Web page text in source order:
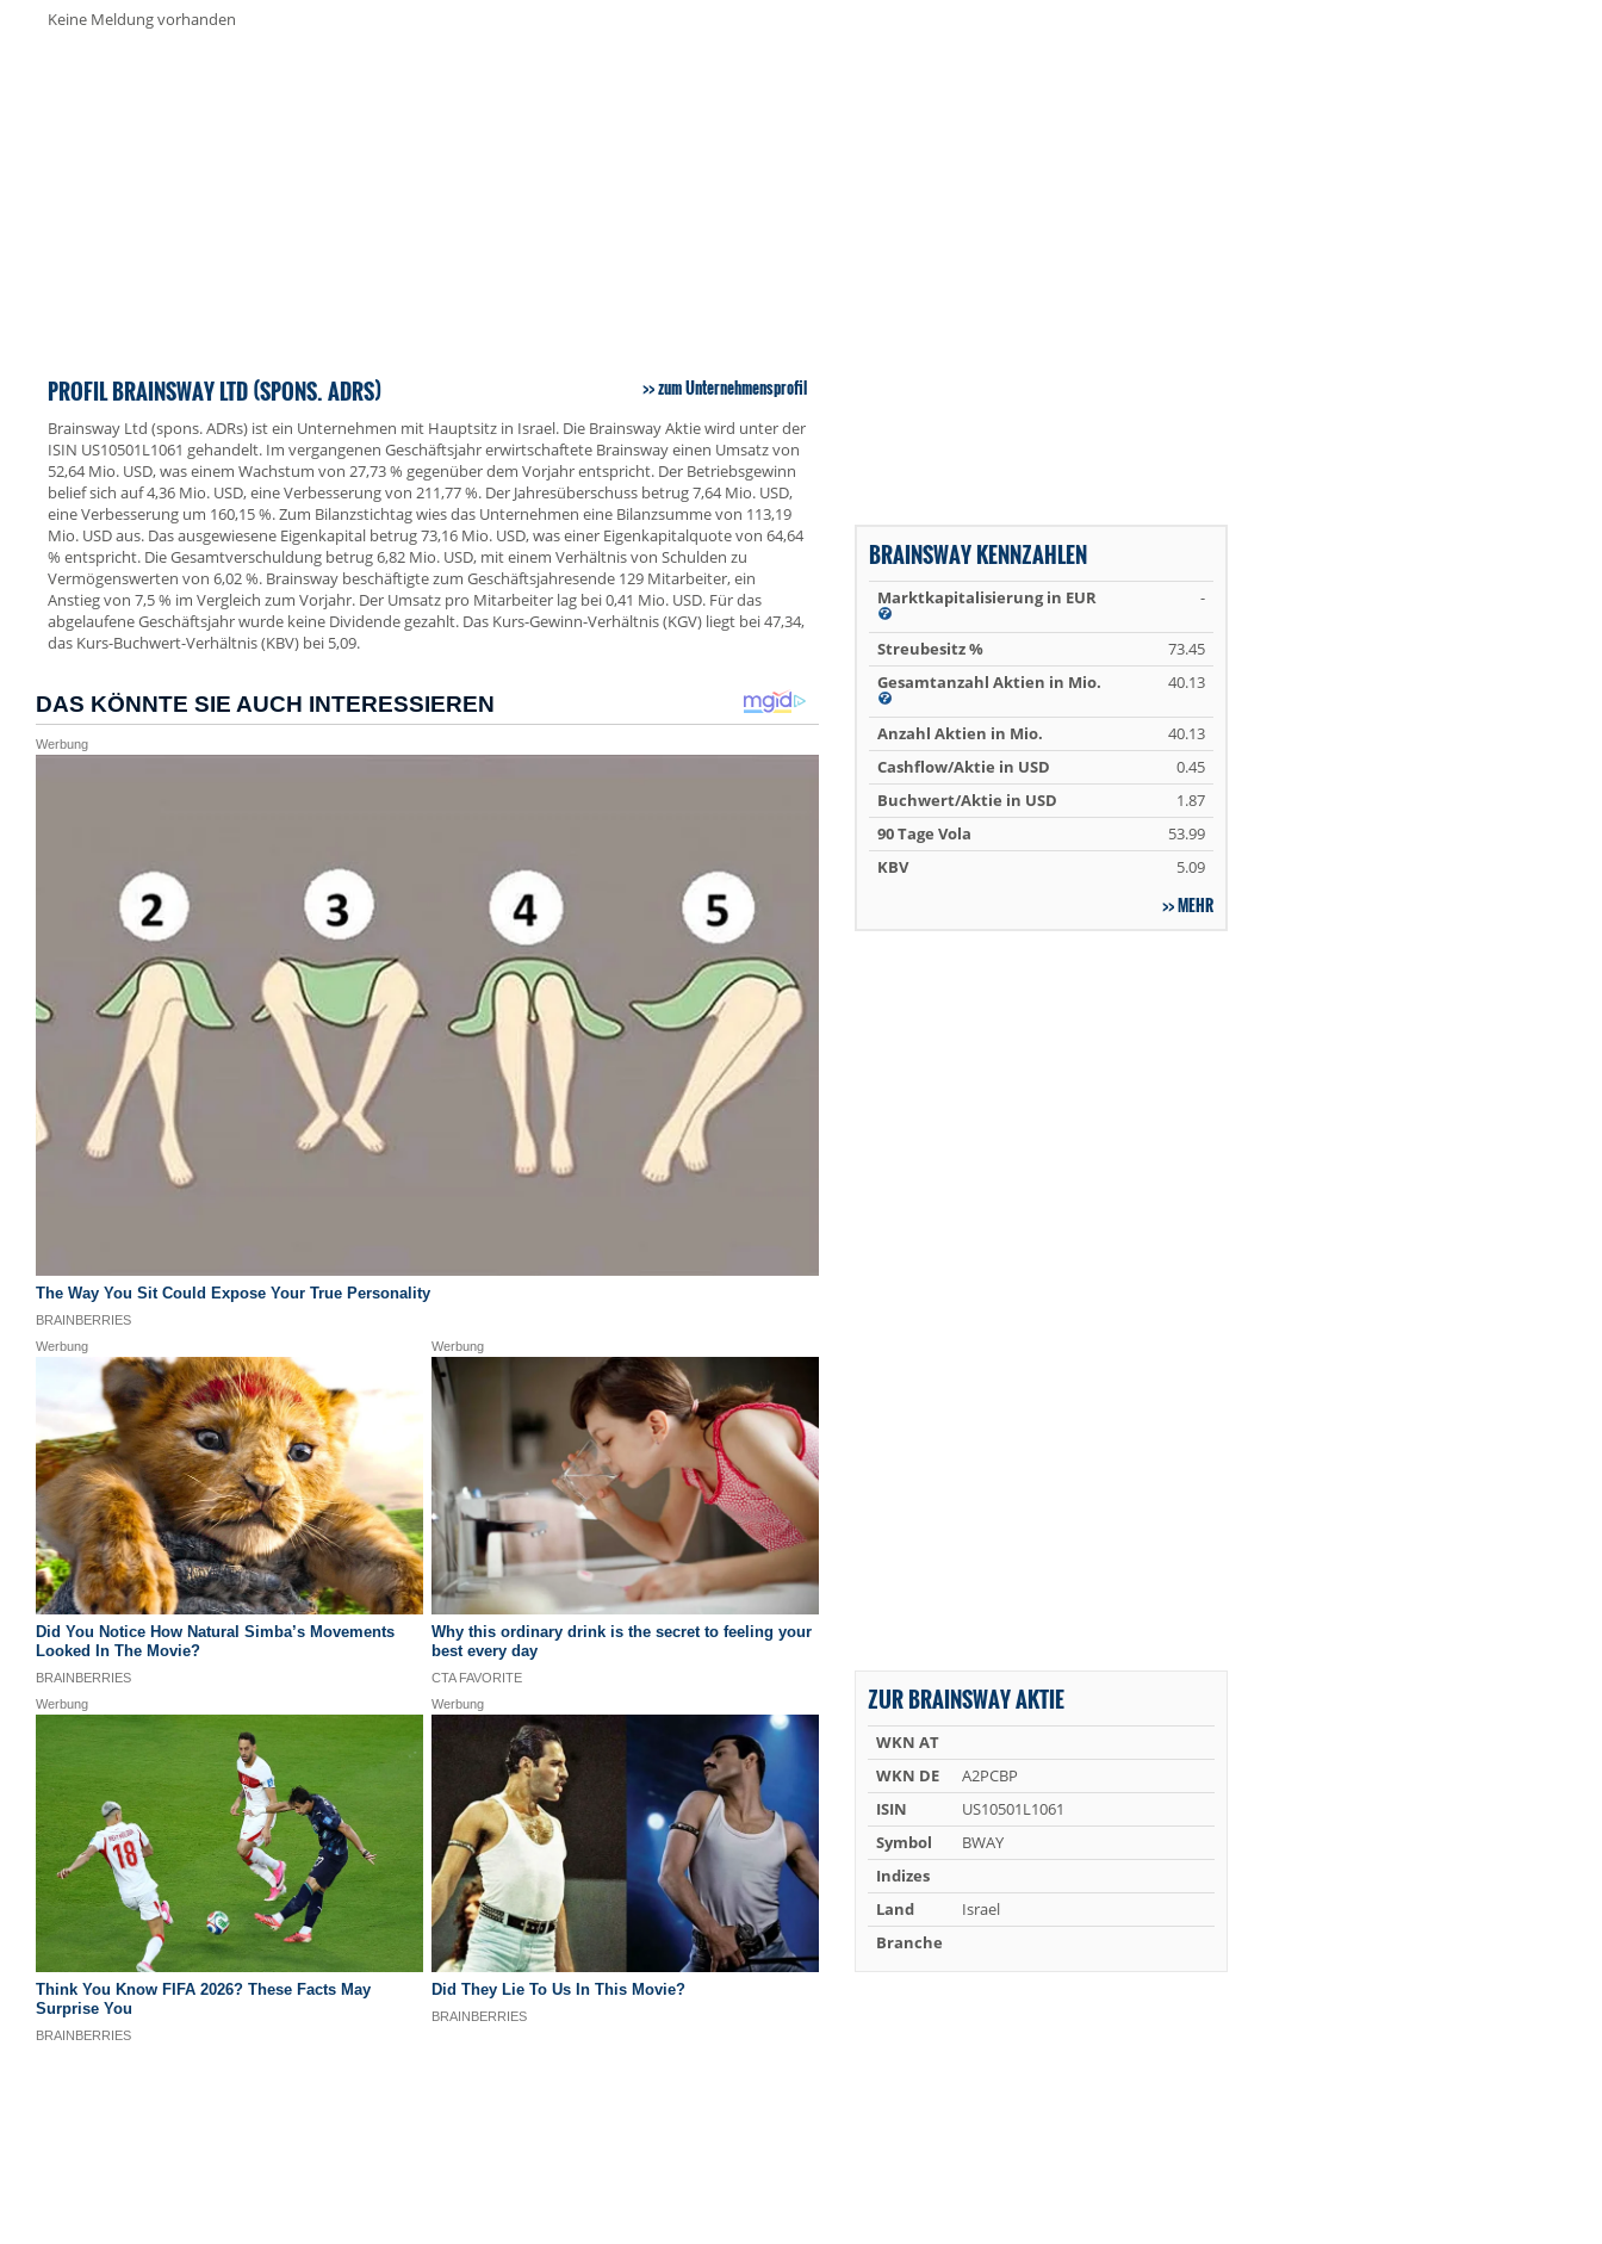
Keine Meldung vorhanden
PROFIL BRAINSWAY LTD (SPONS. ADRS) zum Unternehmensprofil
Brainsway Ltd (spons. ADRs) ist ein Unternehmen mit Hauptsitz in Israel. Die Brainsway Aktie wird unter der
ISIN US10501L1061 gehandelt. Im vergangenen Geschäftsjahr erwirtschaftete Brainsway einen Umsatz von
52,64 Mio. USD, was einem Wachstum von 27,73 % gegenüber dem Vorjahr entspricht. Der Betriebsgewinn
belief sich auf 4,36 Mio. USD, eine Verbesserung von 211,77 %. Der Jahresüberschuss betrug 7,64 Mio. USD,
eine Verbesserung um 160,15 %. Zum Bilanzstichtag wies das Unternehmen eine Bilanzsumme von 113,19
Mio. USD aus. Das ausgewiesene Eigenkapital betrug 73,16 Mio. USD, was einer Eigenkapitalquote von 64,64
% entspricht. Die Gesamtverschuldung betrug 6,82 Mio. USD, mit einem Verhältnis von Schulden zu
Vermögenswerten von 6,02 %. Brainsway beschäftigte zum Geschäftsjahresende 129 Mitarbeiter, ein
Anstieg von 7,5 % im Vergleich zum Vorjahr. Der Umsatz pro Mitarbeiter lag bei 0,41 Mio. USD. Für das
abgelaufene Geschäftsjahr wurde keine Dividende gezahlt. Das Kurs-Gewinn-Verhältnis (KGV) liegt bei 47,34,
das Kurs-Buchwert-Verhältnis (KBV) bei 5,09.
BRAINSWAY KENNZAHLEN
Marktkapitalisierung in EUR -
Streubesitz %
73.45
Gesamtanzahl Aktien in Mio.
40.13
Anzahl Aktien in Mio.
40.13
Cashflow/Aktie in USD
0.45
Buchwert/Aktie in USD
1.87
90 Tage Vola
53.99
KBV
5.09
MEHR
ZUR BRAINSWAY AKTIE
WKN AT
WKN DE
A2PCBP
ISIN
US10501L1061
Symbol
BWAY
Indizes
Land
Israel
Branche